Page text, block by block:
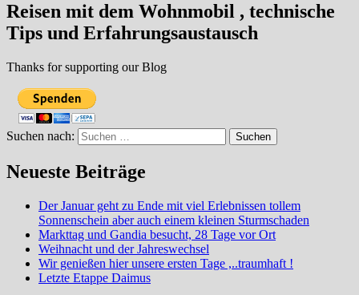
Reisen mit dem Wohnmobil , technische
Tips und Erfahrungsaustausch
Thanks for supporting our Blog
Suchen nach:
Neueste Beiträge
Der Januar geht zu Ende mit viel Erlebnissen tollem
Sonnenschein aber auch einem kleinen Sturmschaden
Markttag und Gandia besucht, 28 Tage vor Ort
Weihnacht und der Jahreswechsel
Wir genießen hier unsere ersten Tage ,..traumhaft !
Letzte Etappe Daimus